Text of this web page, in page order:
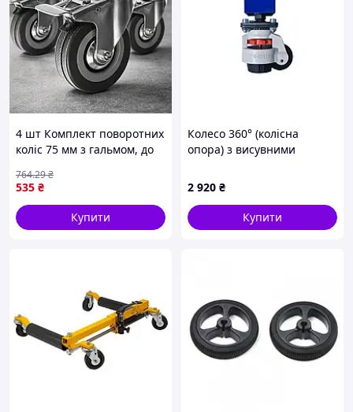
4 шт Комплект поворотних
коліс 75 мм з гальмом, до
Сріблястий / Поворотні
колеса для візків
535 ₴
764.29₴
Купити
Колесо 360° (колісна
опора) з висувними
2 920 ₴
Купити